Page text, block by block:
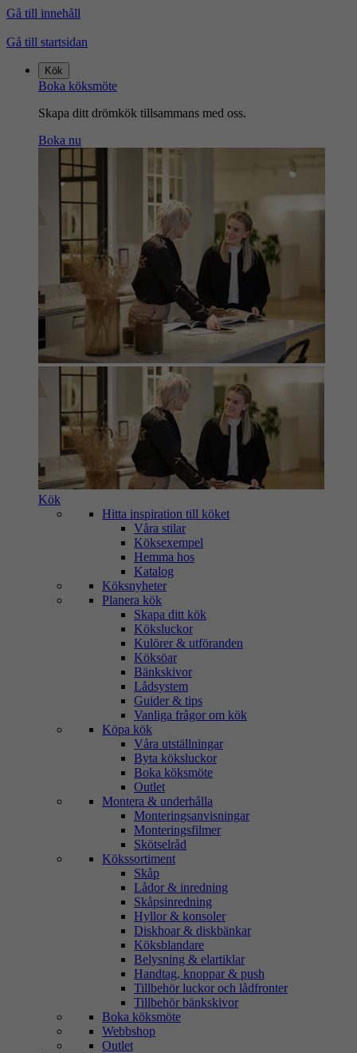
Gå till innehåll
Gå till startsidan
Kök
Boka köksmöte
Skapa ditt drömkök tillsammans med oss.
Boka nu
Kök
Hitta inspiration till köket
Våra stilar
Köksexempel
Hemma hos
Katalog
Köksnyheter
Planera kök
Skapa ditt kök
Köksluckor
Kulörer & utföranden
Köksöar
Bänkskivor
Lådsystem
Guider & tips
Vanliga frågor om kök
Köpa kök
Våra utställningar
Byta köksluckor
Boka köksmöte
Outlet
Montera & underhålla
Monteringsanvisningar
Monteringsfilmer
Skötselråd
Kökssortiment
Skåp
Lådor & inredning
Skåpsinredning
Hyllor & konsoler
Diskhoar & diskbänkar
Köksblandare
Belysning & elartiklar
Handtag, knoppar & push
Tillbehör luckor och lådfronter
Tillbehör bänkskivor
Boka köksmöte
Webbshop
Outlet